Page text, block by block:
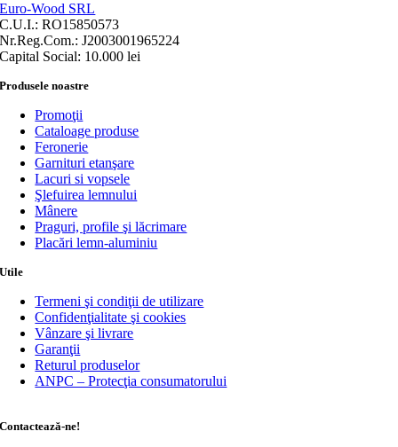
Euro-Wood SRL
C.U.I.: RO15850573
Nr.Reg.Com.: J2003001965224
Capital Social: 10.000 lei
Produsele noastre
Promoţii
Cataloage produse
Feronerie
Garnituri etanşare
Lacuri si vopsele
Şlefuirea lemnului
Mânere
Praguri, profile şi lăcrimare
Placări lemn-aluminiu
Utile
Termeni şi condiţii de utilizare
Confidenţialitate şi cookies
Vânzare şi livrare
Garanţii
Returul produselor
ANPC – Protecţia consumatorului
Contactează-ne!